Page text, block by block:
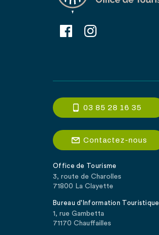
03 85 28 16 35
Contactez-nous
Office de Tourisme
3, route de Charolles
71800 La Clayette
Bureau d'Information Touristique
1, rue Gambetta
71170 Chauffailles